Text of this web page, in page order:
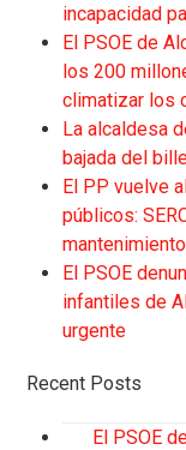
incapacidad
El PSOE de
los 200
climatizar los
La alcaldesa
bajada del
El PP vuelve
públicos:
El PSOE
infantiles de
urgente
Recent Posts
El PSOE